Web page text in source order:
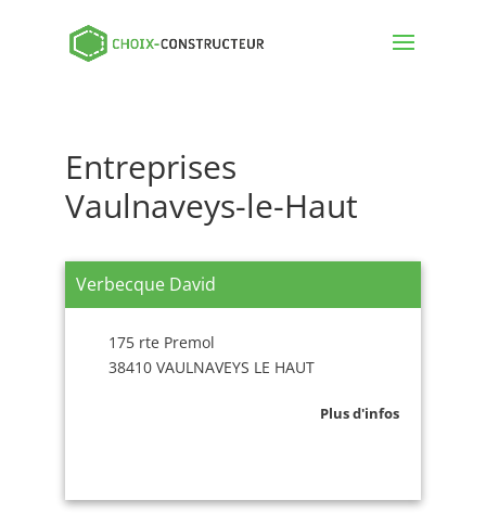
Entreprises
Vaulnaveys-le-Haut
Verbecque David
175 rte Premol
38410 VAULNAVEYS LE HAUT
Plus d'infos